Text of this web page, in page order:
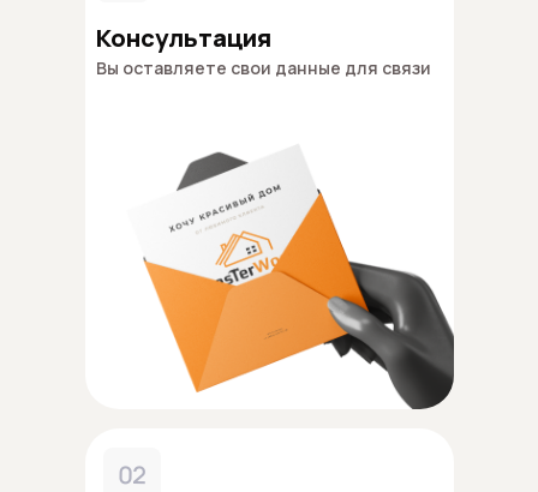
Консультация
Вы оставляете свои данные для связи
02